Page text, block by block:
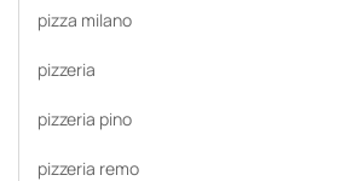
pizza milano
pizzeria
pizzeria pino
pizzeria remo